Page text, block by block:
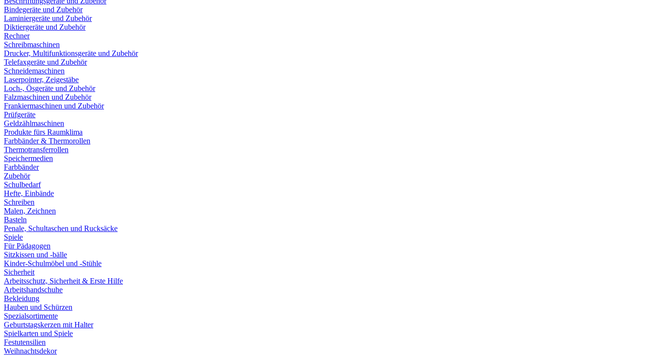
Bindegeräte und Zubehör
Laminiergeräte und Zubehör
Diktiergeräte und Zubehör
Rechner
Schreibmaschinen
Drucker, Multifunktionsgeräte und Zubehör
Telefaxgeräte und Zubehör
Schneidemaschinen
Laserpointer, Zeigestäbe
Loch-, Ösgeräte und Zubehör
Falzmaschinen und Zubehör
Frankiermaschinen und Zubehör
Prüfgeräte
Geldzählmaschinen
Produkte fürs Raumklima
Farbbänder & Thermorollen
Thermotransferrollen
Speichermedien
Farbbänder
Zubehör
Schulbedarf
Hefte, Einbände
Schreiben
Malen, Zeichnen
Basteln
Penale, Schultaschen und Rucksäcke
Spiele
Für Pädagogen
Sitzkissen und -bälle
Kinder-Schulmöbel und -Stühle
Sicherheit
Arbeitsschutz, Sicherheit & Erste Hilfe
Arbeitshandschuhe
Bekleidung
Hauben und Schürzen
Spezialsortimente
Geburtstagskerzen mit Halter
Spielkarten und Spiele
Festutensilien
Weihnachtsdekor